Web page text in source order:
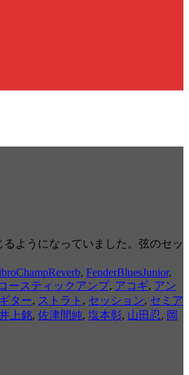
ようになっていました。弦のセッ
, FenderBluesJunior,
ースティックアンプ, アコギ, アン
ター, ストラト , セッション, セミア
上銘, 佐津間純, 塩本彰, 山田忍, 岡